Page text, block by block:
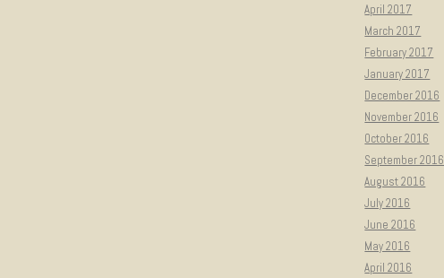
April 2017
March 2017
February 2017
January 2017
December 2016
November 2016
October 2016
September 2016
August 2016
July 2016
June 2016
May 2016
April 2016